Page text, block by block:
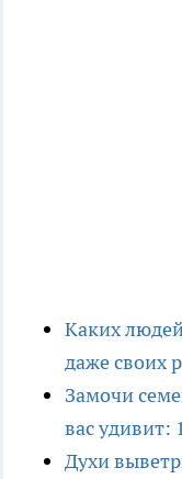
Каких
даже своих
Замочи
вас удивит:
Духи